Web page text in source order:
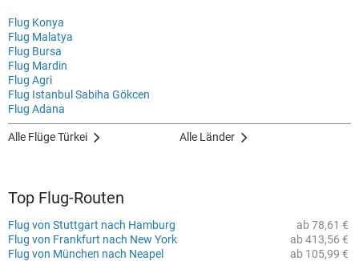
Flug Konya
Flug Malatya
Flug Bursa
Flug Mardin
Flug Agri
Flug Istanbul Sabiha Gökcen
Flug Adana
Alle Flüge Türkei Alle Länder
Top Flug-Routen
ab 78,61 €
Flug von Stuttgart nach Hamburg
ab 413,56 €
Flug von Frankfurt nach New York
ab 105,99 €
Flug von München nach Neapel